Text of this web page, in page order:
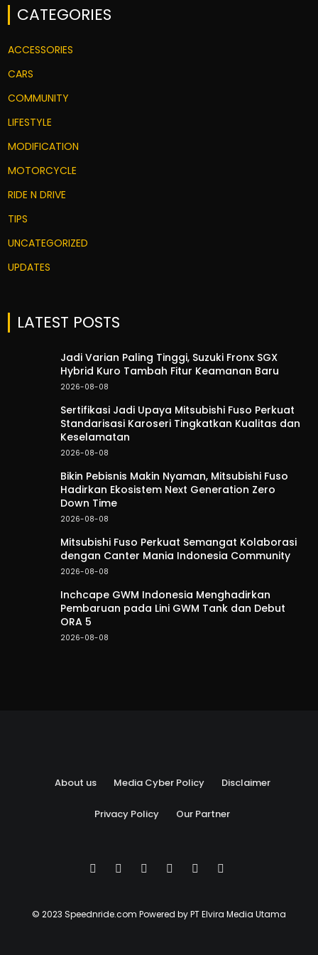
CATEGORIES
ACCESSORIES
CARS
COMMUNITY
LIFESTYLE
MODIFICATION
MOTORCYCLE
RIDE N DRIVE
TIPS
UNCATEGORIZED
UPDATES
LATEST POSTS
Jadi Varian Paling Tinggi, Suzuki Fronx SGX
Hybrid Kuro Tambah Fitur Keamanan Baru
2026-08-08
Sertifikasi Jadi Upaya Mitsubishi Fuso Perkuat
Standarisasi Karoseri Tingkatkan Kualitas dan
Keselamatan
2026-08-08
Bikin Pebisnis Makin Nyaman, Mitsubishi Fuso
Hadirkan Ekosistem Next Generation Zero
Down Time
2026-08-08
Mitsubishi Fuso Perkuat Semangat Kolaborasi
dengan Canter Mania Indonesia Community
2026-08-08
Inchcape GWM Indonesia Menghadirkan
Pembaruan pada Lini GWM Tank dan Debut
ORA 5
2026-08-08
About us Media Cyber Policy Disclaimer
Privacy Policy Our Partner
© 2023 Speednride.com Powered by PT Elvira Media Utama